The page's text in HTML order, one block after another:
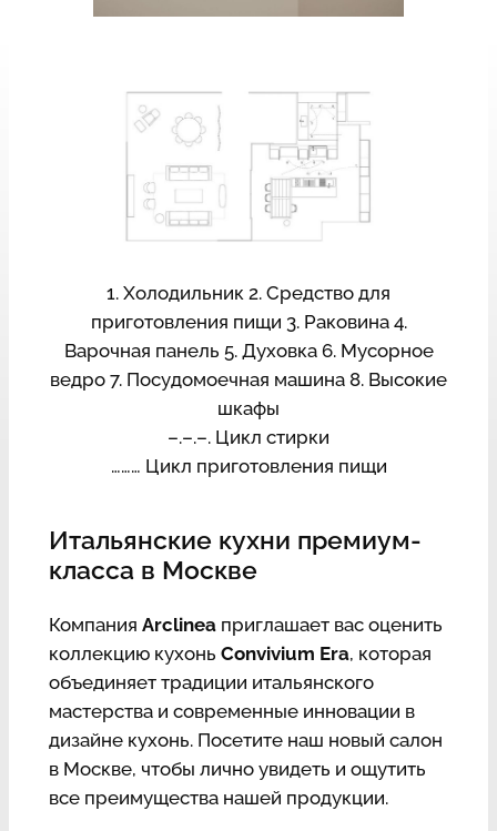
1. Холодильник 2. Средство для
приготовления пищи 3. Раковина 4.
Варочная панель 5. Духовка 6. Мусорное
ведро 7. Посудомоечная машина 8. Высокие
шкафы
–.–.–. Цикл стирки
……… Цикл приготовления пищи
Итальянские кухни премиум-
класса в Москве
Компания Arclineaприглашает вас оценить
коллекцию кухонь Convivium Era, которая
объединяет традиции итальянского
мастерства и современные инновации в
дизайне кухонь. Посетите наш новый салон
в Москве, чтобы лично увидеть и ощутить
все преимущества нашей продукции.